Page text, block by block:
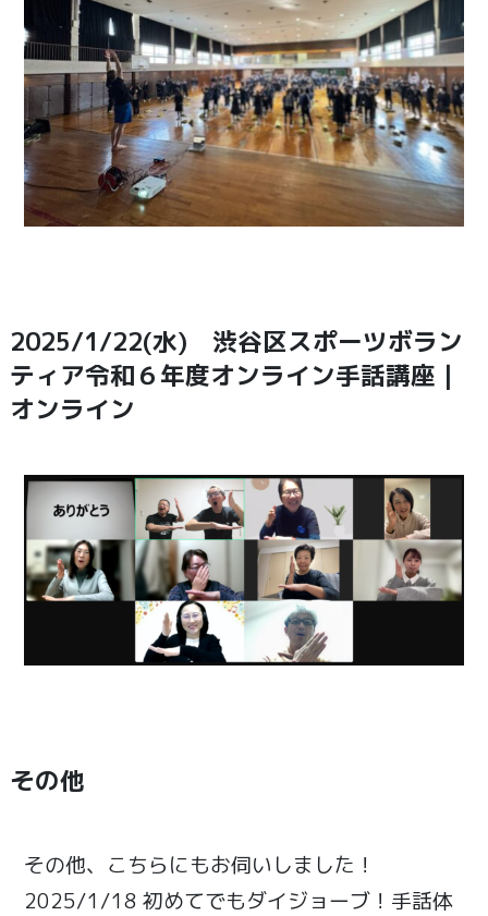
2025/1/22(水) 渋谷区スポーツボラン
ティア令和６年度オンライン手話講座｜
オンライン
その他
その他、こちらにもお伺いしました！
2025/1/18 初めてでもダイジョーブ！手話体